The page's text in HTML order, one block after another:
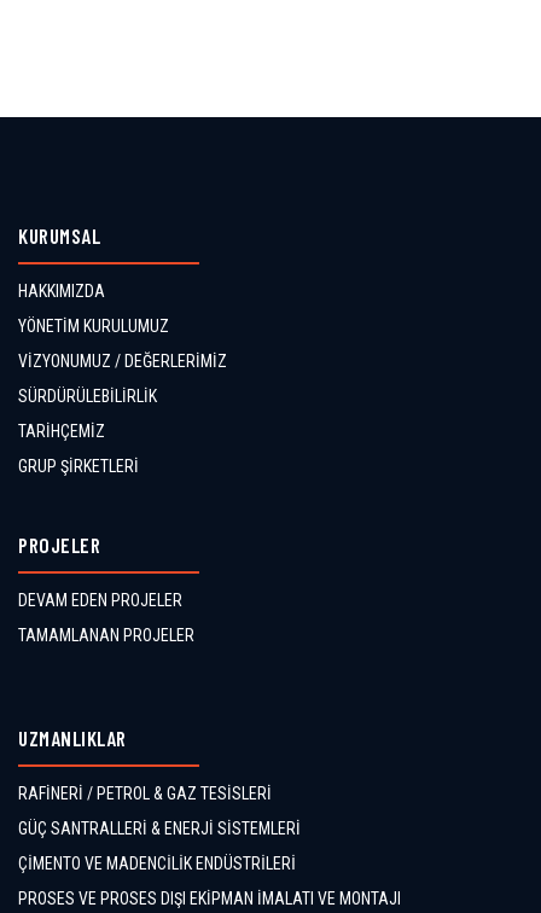
KURUMSAL
HAKKIMIZDA
YÖNETİM KURULUMUZ
VİZYONUMUZ / DEĞERLERİMİZ
SÜRDÜRÜLEBİLİRLİK
TARİHÇEMİZ
GRUP ŞİRKETLERİ
PROJELER
DEVAM EDEN PROJELER
TAMAMLANAN PROJELER
UZMANLIKLAR
RAFİNERİ / PETROL & GAZ TESİSLERİ
GÜÇ SANTRALLERİ & ENERJİ SİSTEMLERİ
ÇİMENTO VE MADENCİLİK ENDÜSTRİLERİ
PROSES VE PROSES DIŞI EKİPMAN İMALATI VE MONTAJI